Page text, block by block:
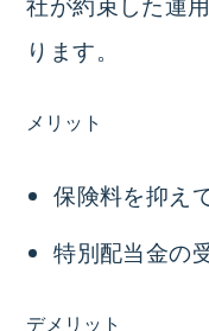
ります。
メリット
保険料を抑え
特別配当金の
デメリット